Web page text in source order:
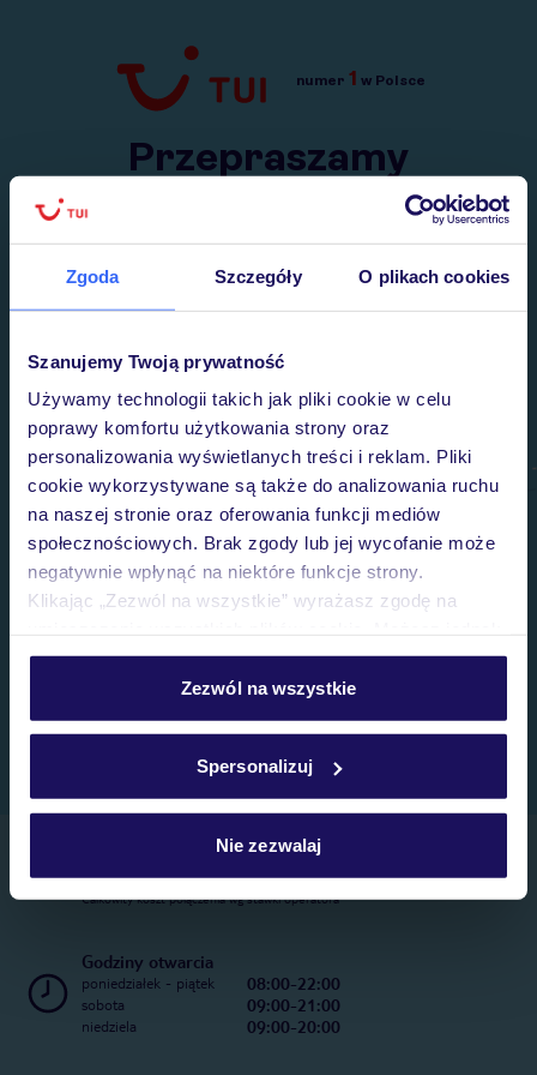
Zgoda Szczegóły O plikach cookies
Szanujemy Twoją prywatność
Używamy technologii takich jak pliki cookie w celu
poprawy komfortu użytkowania strony oraz
personalizowania wyświetlanych treści i reklam. Pliki
cookie wykorzystywane są także do analizowania ruchu
na naszej stronie oraz oferowania funkcji mediów
społecznościowych. Brak zgody lub jej wycofanie może
negatywnie wpłynąć na niektóre funkcje strony.
Klikając „Zezwól na wszystkie” wyrażasz zgodę na
personalizować swój wybór wchodząc w zakładkę
Szczegółowe informacje o plikach cookie znajdziesz
Zezwól na wszystkie
Spersonalizuj
Nie zezwalaj
Przejdź do TUI.pl
numer 1 w Polsce
Przepraszamy
Wysłaliśmy nasz serwis na krótkie wakacje.
Telefoniczne Centrum Rezerwacji
22 270 31 20
Całkowity koszt połączenia wg stawki operatora
Godziny otwarcia
poniedziałek - piątek 08:00-22:00
sobota 09:00-21:00
niedziela 09:00-20:00